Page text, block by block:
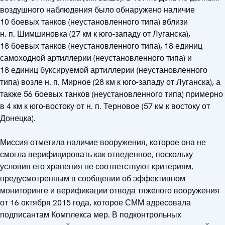
воздушного наблюдения было обнаружено наличие
10 боевых танков (неустановленного типа) вблизи
н. п. Шимшиновка (27 км к юго-западу от Луганска),
18 боевых танков (неустановленного типа), 18 единиц
самоходной артиллерии (неустановленного типа) и
18 единиц буксируемой артиллерии (неустановленного
типа) возле н. п. Мирное (28 км к юго-западу от Луганска), а
также 56 боевых танков (неустановленного типа) примерно
в 4 км к юго-востоку от н. п. Терновое (57 км к востоку от
Донецка).
Миссия отметила наличие вооружения, которое она не
смогла верифицировать как отведенное, поскольку
условия его хранения не соответствуют критериям,
предусмотренным в сообщении об эффективном
мониторинге и верификации отвода тяжелого вооружения
от 16 октября 2015 года, которое СММ адресовала
подписантам Комплекса мер. В подконтрольных